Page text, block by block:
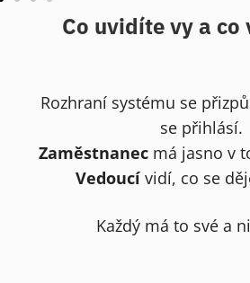
Co uvidíte vy a co
Rozhraní systému se
se přihlásí.
Zaměstnanecmá jasno v
Vedoucívidí, co se
Každý má to své a